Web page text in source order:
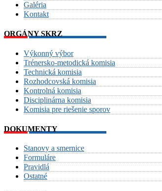
Galéria
Kontakt
ORGÁNY SKRZ
Výkonný výbor
Trénersko-metodická komisia
Technická komisia
Rozhodcovská komisia
Kontrolná komisia
Disciplinárna komisia
Komisia pre riešenie sporov
DOKUMENTY
Stanovy a smernice
Formuláre
Pravidlá
Ostatné